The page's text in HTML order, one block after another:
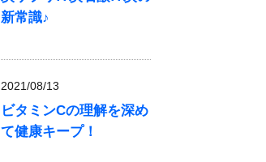
新常識♪
2021/08/13
ビタミンCの理解を深め
て健康キープ！